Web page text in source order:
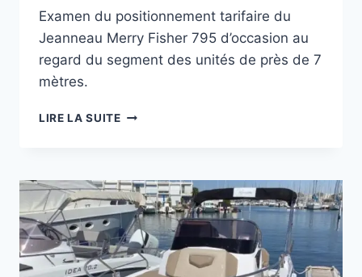
Examen du positionnement tarifaire du
Jeanneau Merry Fisher 795 d’occasion au
regard du segment des unités de près de 7
mètres.
LIRE LA SUITEJEANNEAU
:
CE
QUE
DIT
LE
MARCHÉ